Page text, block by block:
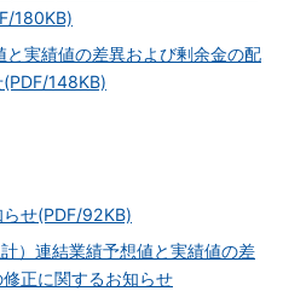
180KB)
実績値の差異および剰余金の配
148KB)
せ(PDF/92KB)
）連結業績予想値と実績値の差
正に関するお知らせ